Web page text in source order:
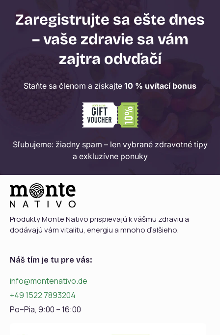
Zaregistrujte sa ešte dnes
– vaše zdravie sa vám
zajtra odvďačí
Staňte sa členom a získajte 10 % uvítací bonus
Sľubujeme: žiadny spam – len vybrané zdravotné tipy
a exkluzívne ponuky
Produkty Monte Nativo prispievajú k vášmu zdraviu a
dodávajú vám vitalitu, energiu a mnoho ďalšieho.
Náš tím je tu pre vás:
info@montenativo.de
+49 1522 7893204
Po–Pia, 9:00 – 16:00